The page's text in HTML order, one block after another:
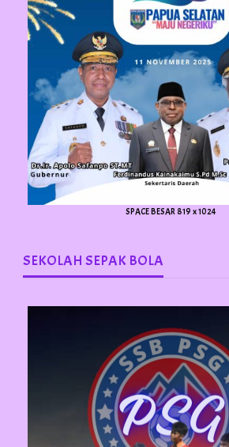
SPACE BESAR 819 x 1024
SEKOLAH SEPAK BOLA